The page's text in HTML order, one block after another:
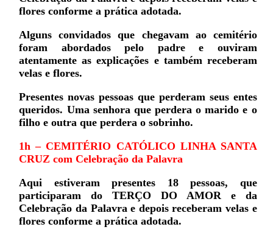
flores conforme a prática adotada.
Alguns convidados que chegavam ao cemitério
foram abordados pelo padre e ouviram
atentamente as explicações e também receberam
velas e flores.
Presentes novas pessoas que perderam seus entes
queridos. Uma senhora que perdera o marido e o
filho e outra que perdera o sobrinho.
1h – CEMITÉRIO CATÓLICO LINHA SANTA
CRUZ com Celebração da Palavra
Aqui estiveram presentes 18 pessoas, que
participaram do TERÇO DO AMOR e da
Celebração da Palavra e depois receberam velas e
flores conforme a prática adotada.